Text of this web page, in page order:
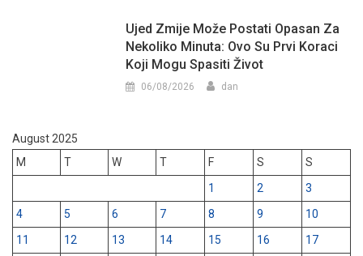
Ujed Zmije Može Postati Opasan Za
Nekoliko Minuta: Ovo Su Prvi Koraci
Koji Mogu Spasiti Život
06/08/2026 dan
August 2025
M
T W T F S
S
1
2
3
4
5 6 7 8 9
10
11
12 13 14 15 16
17